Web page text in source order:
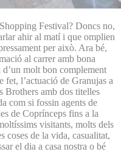
Festival? Doncs no,
ahir al matí i que omplien
per això. Ara bé,
al carrer amb bona
d’un molt bon complement
fet, l’actuació de Granujas a
Brothers amb dos titelles
com si fossin agents de
de Coprínceps fins a la
visitants, molts dels
coses de la vida, casualitat,
el dia a casa nostra o bé